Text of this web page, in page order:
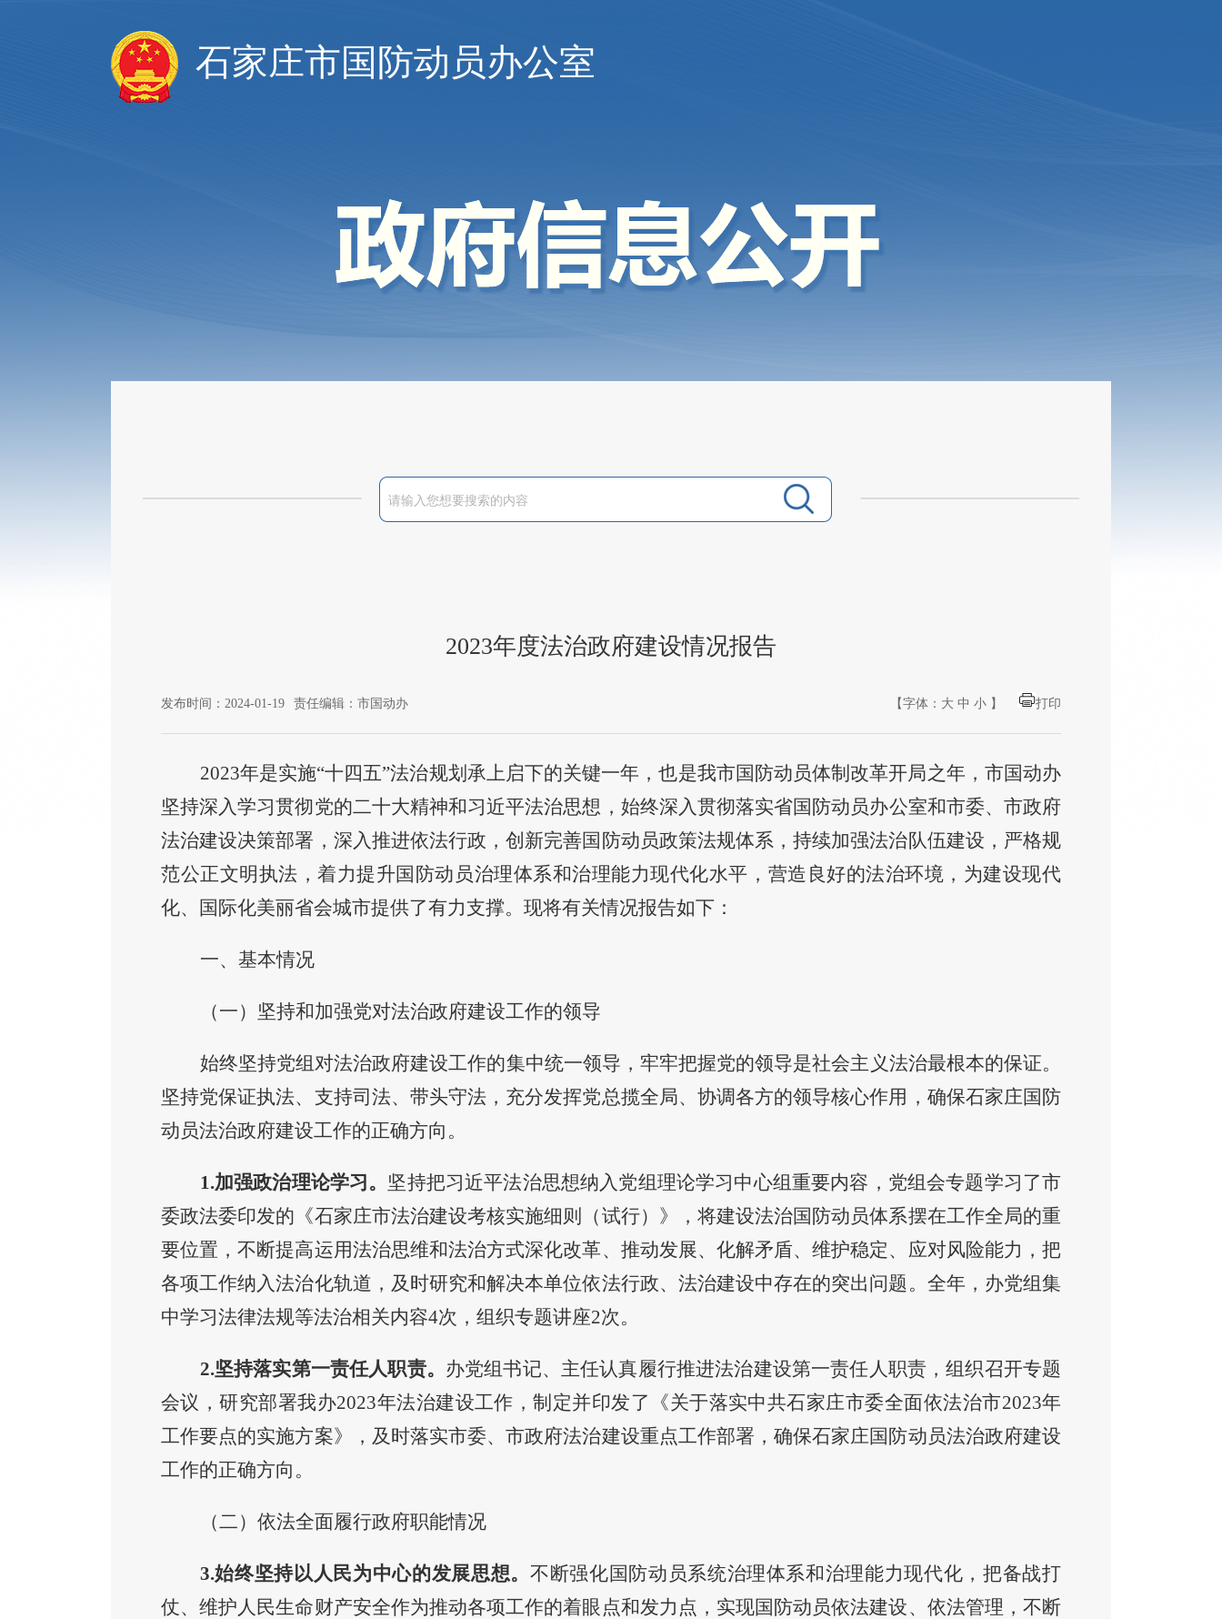
石家庄市国防动员办公室
2023年度法治政府建设情况报告
发布时间：2024-01-19 责任编辑：市国动办 【字体： 大 中 小 】 打印
2023年是实施“十四五”法治规划承上启下的关键一年，也是我市国防动员体制改革开局之年， 市国动办
坚持深入学习贯彻党的二十大精神和习近平法治思想， 始终深入贯彻落实省国防动员办公室和市委、市政府
法治建设决策部署，深入推进依法行政，创新完善国防动员政策法规体系，持续加强法治队伍建设，严格规
范公正文明执法，着力提升国防动员治理体系和治理能力现代化水平， 营造良好的法治环境， 为建设现代
化、
国际化美丽省会城市提供了有力支撑。 现将有关情况报告如下：
一、基本情况
（一）坚持和加强党对法治政府建设工作的领导
始终坚持党组对法治政府建设工作的集中统一领导，牢牢把握党的领导是社会主义法治最根本的保证。
坚持党保证执法、支持司法、带头守法，充分发挥党总揽全局、协调各方的领导核心作用，确保石家庄国防
动员法治政府建设工作的正确方向。
1.加强政治理论学习。 坚持把习近平法治思想纳入党组理论学习中心组重要内容， 党组会专题学习了市
委政法委印发的《石家庄市法治建设考核实施细则（试行）》， 将建设法治国防动员体系摆在工作全局的重
要位置，不断提高运用法治思维和法治方式深化改革、推动发展、化解矛盾、维护稳定、应对风险能力，把
各项工作纳入法治化轨道，及时研究和解决本单位依法行政、法治建设中存在的突出问题。 全年，办党组集
中学习法律法规等法治相关内容4次，组织专题讲座2次。
2.坚持落实第一责任人职责。 办党组书记、主任认真履行推进法治建设第一责任人职责，组织召开专题
会议，研究部署我办2023年法治建设工作，制定并印发了
《关于落实中共石家庄市委全面依法治市2023年
工作要点的实施方案》， 及时落实市委、市政府法治建设重点工作部署，确保石家庄国防动员法治政府建设
工作的正确方向。
（二）依法全面履行政府职能情况
3.始终坚持以人民为中心的发展思想。 不断强化国防动员系统治理体系和治理能力现代化，把备战打
仗、维护人民生命财产安全作为推动各项工作的着眼点和发力点，实现国防动员依法建设、依法管理，不断